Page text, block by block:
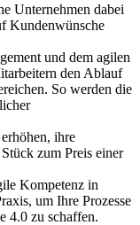
Unternehmen dabei
Kundenwünsche
und dem agilen
den Ablauf
So werden die
ihre
zum Preis einer
Kompetenz in
um Ihre Prozesse
4.0 zu schaffen.